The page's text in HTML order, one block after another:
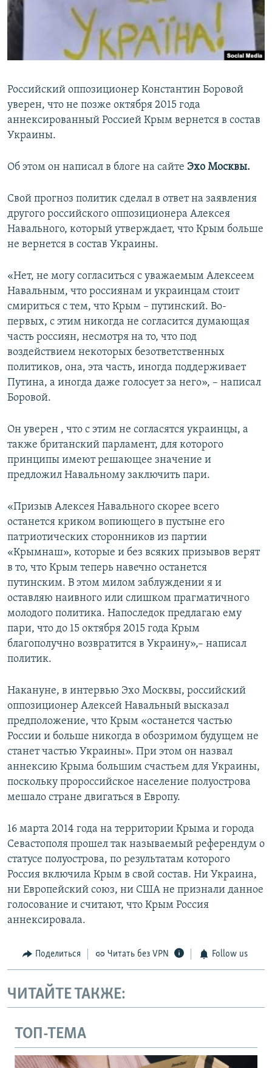
ПОБЕДИТЕЛЕЙ НЕ СУДЯТ?
КРЫМ.НЕПОКОРЕННЫЙ
ПРИСОЕДИНЯЙТЕСЬ!
Все сайты RFE/RL
Российский оппозиционер Константин Боровой
уверен, что не позже октября 2015 года
аннексированный Россией Крым вернется в состав
Украины.
Об этом он написал в блоге на сайте Эхо Москвы.
Свой прогноз политик сделал в ответ на заявления
другого российского оппозиционера Алексея
Навального, который утверждает, что Крым больше
не вернется в состав Украины.
«Нет, не могу согласиться с уважаемым Алексеем
Навальным, что россиянам и украинцам стоит
смириться с тем, что Крым – путинский. Во-
первых, с этим никогда не согласится думающая
часть россиян, несмотря на то, что под
воздействием некоторых безответственных
политиков, она, эта часть, иногда поддерживает
Путина, а иногда даже голосует за него», – написал
Боровой.
Он уверен , что с этим не согласятся украинцы, а
также британский парламент, для которого
принципы имеют решающее значение и
предложил Навальному заключить пари.
«Призыв Алексея Навального скорее всего
останется криком вопиющего в пустыне его
патриотических сторонников из партии
«Крымнаш», которые и без всяких призывов верят
в то, что Крым теперь навечно останется
путинским. В этом милом заблуждении я и
оставляю наивного или слишком прагматичного
молодого политика. Напоследок предлагаю ему
пари, что до 15 октября 2015 года Крым
благополучно возвратится в Украину»,– написал
политик.
Накануне, в интервью Эхо Москвы, российский
оппозиционер Алексей Навальный высказал
предположение, что Крым «останется частью
России и больше никогда в обозримом будущем не
станет частью Украины». При этом он назвал
аннексию Крыма большим счастьем для Украины,
поскольку пророссийское население полуострова
мешало стране двигаться в Европу.
16 марта 2014 года на территории Крыма и города
Севастополя прошел так называемый референдум о
статусе полуострова, по результатам которого
Россия включила Крым в свой состав. Ни Украина,
ни Европейский союз, ни США не признали данное
голосование и считают, что Крым Россия
аннексировала.
Поделиться Читать без VPN Follow us
ЧИТАЙТЕ ТАКЖЕ:
ТОП-ТЕМА